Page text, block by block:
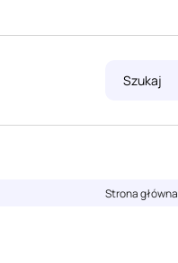
Strona główna